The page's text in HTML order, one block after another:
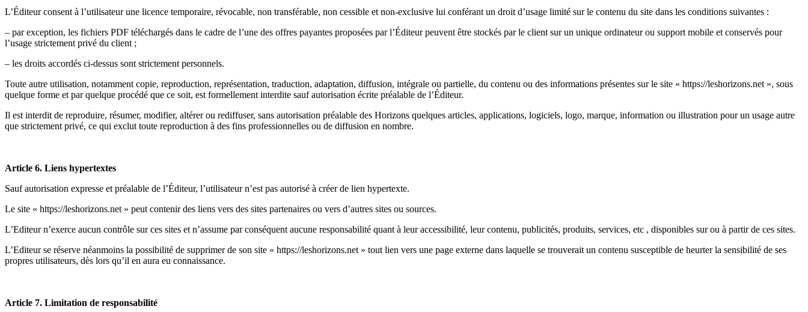
L’Éditeur consent à l’utilisateur une licence temporaire, révocable, non transférable, non cessible et non-exclusive lui conférant un droit d’usage limité sur le contenu du site dans les conditions suivantes :
– par exception, les fichiers PDF téléchargés dans le cadre de l’une des offres payantes proposées par l’Éditeur peuvent être stockés par le client sur un unique ordinateur ou support mobile et conservés pour
l’usage strictement privé du client ;
– les droits accordés ci-dessus sont strictement personnels.
Toute autre utilisation, notamment copie, reproduction, représentation, traduction, adaptation, diffusion, intégrale ou partielle, du contenu ou des informations présentes sur le site « https://leshorizons.net », sous
quelque forme et par quelque procédé que ce soit, est formellement interdite sauf autorisation écrite préalable de l’Éditeur.
Il est interdit de reproduire, résumer, modifier, altérer ou rediffuser, sans autorisation préalable des Horizons quelques articles, applications, logiciels, logo, marque, information ou illustration pour un usage autre
que strictement privé, ce qui exclut toute reproduction à des fins professionnelles ou de diffusion en nombre.
Article 6. Liens hypertextes
Sauf autorisation expresse et préalable de l’Éditeur, l’utilisateur n’est pas autorisé à créer de lien hypertexte.
Le site « https://leshorizons.net » peut contenir des liens vers des sites partenaires ou vers d’autres sites ou sources.
L’Editeur n’exerce aucun contrôle sur ces sites et n’assume par conséquent aucune responsabilité quant à leur accessibilité, leur contenu, publicités, produits, services, etc , disponibles sur ou à partir de ces sites.
L’Editeur se réserve néanmoins la possibilité de supprimer de son site « https://leshorizons.net » tout lien vers une page externe dans laquelle se trouverait un contenu susceptible de heurter la sensibilité de ses
propres utilisateurs, dès lors qu’il en aura eu connaissance.
Article 7. Limitation de responsabilité